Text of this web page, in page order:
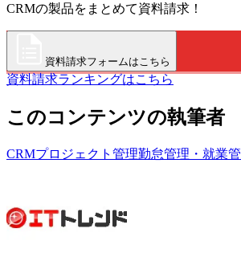
CRMの製品をまとめて資料請求！
資料請求フォームはこちら
資料請求ランキングはこちら
このコンテンツの執筆者
CRMプロジェクト管理勤怠管理・就業